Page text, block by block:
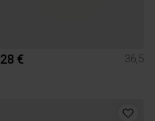
28 € 36,5